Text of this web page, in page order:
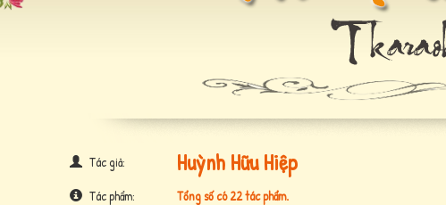
Tác giả: Huỳnh Hữu Hiệp
Tác phẩm:
Tổng số có 22 tác phẩm.